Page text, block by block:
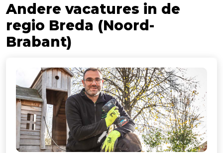
Andere vacatures in de
regio Breda (Noord-
Brabant)